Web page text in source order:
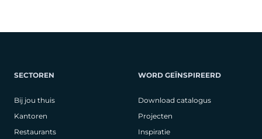
SECTOREN
Bij jou thuis
Kantoren
Restaurants
WORD GEÏNSPIREERD
Download catalogus
Projecten
Inspiratie